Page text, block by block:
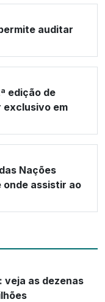
auditar
edição de
exclusivo em
Nações
onde assistir ao
veja as dezenas